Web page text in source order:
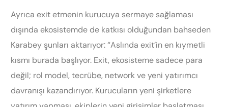
Ayrıca exit etmenin kurucuya sermaye sağlaması
dışında ekosistemde de katkısı olduğundan bahseden
Karabey şunları aktarıyor: “Aslında exit’in en kıymetli
kısmı burada başlıyor. Exit, ekosisteme sadece para
değil; rol model, tecrübe, network ve yeni yatırımcı
davranışı kazandırıyor. Kurucuların yeni şirketlere